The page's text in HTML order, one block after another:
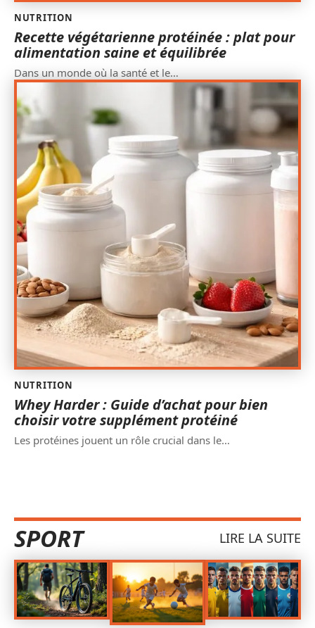
NUTRITION
Recette végétarienne protéinée : plat pour
alimentation saine et équilibrée
Dans un monde où la santé et le…
NUTRITION
Whey Harder : Guide d’achat pour bien
choisir votre supplément protéiné
Les protéines jouent un rôle crucial dans le…
SPORT LIRE LA SUITE